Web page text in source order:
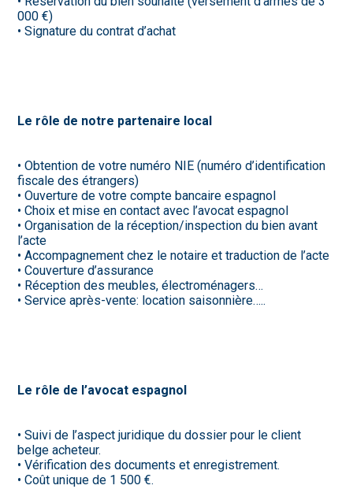
000 €)
• Signature du contrat d’achat
Le rôle de notre partenaire local
• Obtention de votre numéro NIE (numéro d’identification
fiscale des étrangers)
• Ouverture de votre compte bancaire espagnol
• Choix et mise en contact avec l’avocat espagnol
• Organisation de la réception/inspection du bien avant
l’acte
• Accompagnement chez le notaire et traduction de l’acte
• Couverture d’assurance
• Réception des meubles, électroménagers…
• Service après-vente: location saisonnière…..
Le rôle de l’avocat espagnol
• Suivi de l’aspect juridique du dossier pour le client
belge acheteur.
• Vérification des documents et enregistrement.
• Coût unique de 1 500 €.